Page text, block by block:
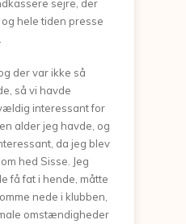
sejre, der
hele tiden presse
der var ikke så
så vi havde
interessant for
alder jeg havde, og
da jeg blev
hed Sisse. Jeg
få fat i hende, måtte
nede i klubben,
omstændigheder